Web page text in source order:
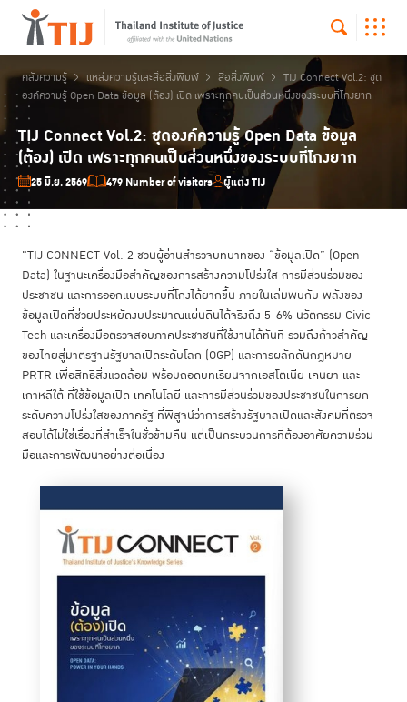
คลังความรู้ แหล่งความรู้และสื่อสิ่งพิมพ์ สื่อสิ่งพิมพ์
TIJ Connect Vol.2: ชุด
องค์ความรู้ Open Data ข้อมูล (ต้อง) เปิด เพราะทุกคนเป็นส่วนหนึ่งของระบบที่โกงยาก
TIJ Connect Vol.2: ชุดองค์ความรู้ Open Data ข้อมูล
(ต้อง) เปิด เพราะทุกคนเป็นส่วนหนึ่งของระบบที่โกงยาก
25 มิ.ย. 2569 479 Number of visitors ผู้แต่ง TIJ
"TIJ CONNECT Vol. 2 ชวนผู้อ่านสำรวจบทบาทของ “ข้อมูลเปิด” (Open
Data) ในฐานะเครื่องมือสำคัญของการสร้างความโปร่งใส การมีส่วนร่วมของ
ประชาชน และการออกแบบระบบที่โกงได้ยากขึ้น ภายในเล่มพบกับ พลังของ
ข้อมูลเปิดที่ช่วยประหยัดงบประมาณแผ่นดินได้จริงถึง 5-6% นวัตกรรม Civic
Tech และเครื่องมือตรวจสอบภาคประชาชนที่ใช้งานได้ทันที รวมถึงก้าวสำคัญ
ของไทยสู่มาตรฐานรัฐบาลเปิดระดับโลก (OGP) และการผลักดันกฎหมาย
PRTR เพื่อสิทธิสิ่งแวดล้อม พร้อมถอดบทเรียนจากเอสโตเนีย เคนยา และ
เกาหลีใต้ ที่ใช้ข้อมูลเปิด เทคโนโลยี และการมีส่วนร่วมของประชาชนในการยก
ระดับความโปร่งใสของภาครัฐ ที่พิสูจน์ว่าการสร้างรัฐบาลเปิดและสังคมที่ตรวจ
สอบได้ไม่ใช่เรื่องที่สำเร็จในชั่วข้ามคืน แต่เป็นกระบวนการที่ต้องอาศัยความร่วม
มือและการพัฒนาอย่างต่อเนื่อง